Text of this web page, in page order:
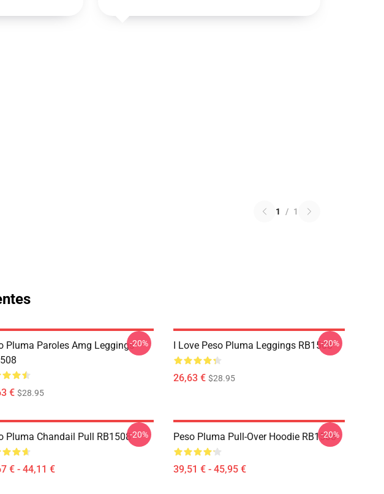
1 / 1
Pluma Paroles Amg Leggings
€ $28.95
-20% I Love Peso Pluma Leggings RB1508
26,63 € $28.95
-20%
Pluma Chandail Pull RB1508
€ - 44,11 €
-20% Peso Pluma Pull-Over Hoodie RB1508
39,51 € - 45,95 €
-20%